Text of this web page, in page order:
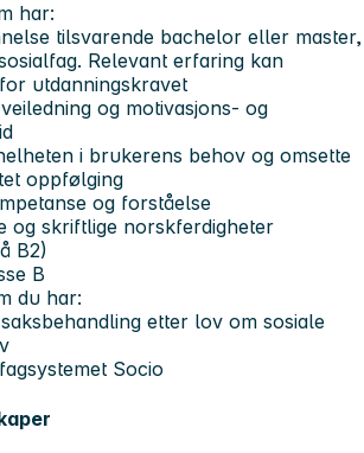
har:
tilsvarende bachelor eller master,
Relevant erfaring kan
utdanningskravet
og motivasjons- og
i brukerens behov og omsette
oppfølging
og forståelse
og skriftlige norskferdigheter
B2)
B
du har:
etter lov om sosiale
Socio